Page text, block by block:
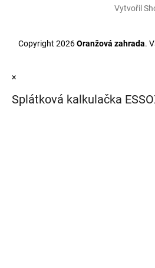
Vytvořil
Copyright 2026Oranžová zahrada.
×
Splátková kalkulačka